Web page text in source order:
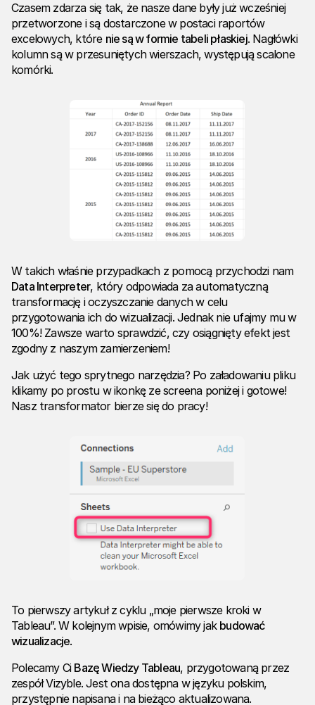
Czasem zdarza się tak, że nasze dane były już wcześniej
przetworzone i są dostarczone w postaci raportów
excelowych, które nie są w formie tabeli płaskiej. Nagłówki
kolumn są w przesuniętych wierszach, występują scalone
komórki.
W takich właśnie przypadkach z pomocą przychodzi nam
Data Interpreter, który odpowiada za automatyczną
transformację i oczyszczanie danych w celu
przygotowania ich do wizualizacji. Jednak nie ufajmy mu w
100%! Zawsze warto sprawdzić, czy osiągnięty efekt jest
zgodny z naszym zamierzeniem!
Jak użyć tego sprytnego narzędzia? Po załadowaniu pliku
klikamy po prostu w ikonkę ze screena poniżej i gotowe!
Nasz transformator bierze się do pracy!
To pierwszy artykuł z cyklu „moje pierwsze kroki w
Tableau”. W kolejnym wpisie, omówimy jak budować
wizualizacje.
Polecamy Ci Bazę Wiedzy Tableau, przygotowaną przez
zespół Vizyble. Jest ona dostępna w języku polskim,
przystępnie napisana i na bieżąco aktualizowana.